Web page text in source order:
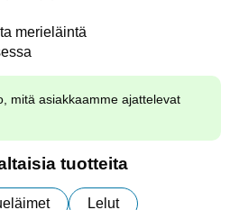
merieläintä
mitä asiakkaamme ajattelevat
tuotteita
Lelut